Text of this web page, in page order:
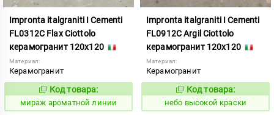
Impronta italgraniti I Cementi
FL0312C Flax Ciottolo
керамогранит 120x120
Материал:
Керамогранит
984669
Код товара:
мираж ароматной линии
Impronta italgraniti I Cementi
FL0912C Argil Ciottolo
керамогранит 120x120
Материал:
Керамогранит
1111414
Код товара:
небо высокой краски